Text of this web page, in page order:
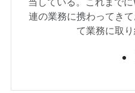
連の業務に携わってき
て業務に取り